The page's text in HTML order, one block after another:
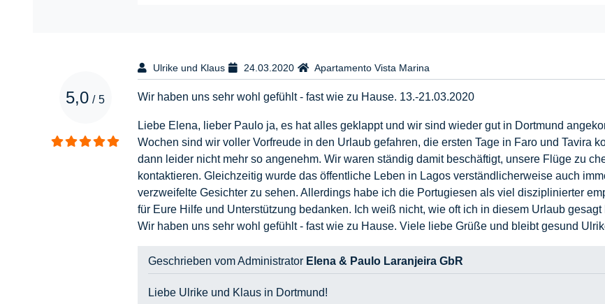
5,0 / 5
Ulrike und Klaus 24.03.2020 Apartamento Vista Marina
Wir haben uns sehr wohl gefühlt - fast wie zu Hause. 13.-21.03.2020
Liebe Elena, lieber Paulo ja, es hat alles geklappt und wir sind wieder gut in Dortmund
Wochen sind wir voller Vorfreude in den Urlaub gefahren, die ersten Tage in Faro und Tavira
dann leider nicht mehr so angenehm. Wir waren ständig damit beschäftigt, unsere Flüge zu
kontaktieren. Gleichzeitig wurde das öffentliche Leben in Lagos verständlicherweise auch
verzweifelte Gesichter zu sehen. Allerdings habe ich die Portugiesen als viel disziplinierter
für Eure Hilfe und Unterstützung bedanken. Ich weiß nicht, wie oft ich in diesem Urlaub
Wir haben uns sehr wohl gefühlt - fast wie zu Hause. Viele liebe Grüße und bleibt gesund
Geschrieben vom Administrator Elena & Paulo Laranjeira GbR
Liebe Ulrike und Klaus in Dortmund!